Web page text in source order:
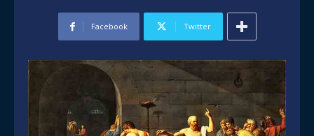
Facebook Twitter